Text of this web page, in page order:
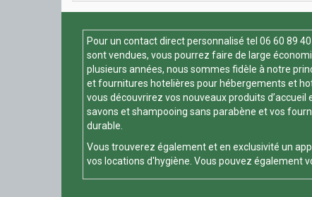
Pour un contact direct personnalisé tel 06 60 89
sont vendues, vous pourrez faire de large
plusieurs années, nous sommes fidèle à notre
et fournitures hotelières pour hébergements et
vous découvrirez vos nouveaux produits
savons et shampooing sans parabène et vos
durable.
Vous trouverez également et en exclusivité un
vos locations d'hygiène. Vous pouvez également